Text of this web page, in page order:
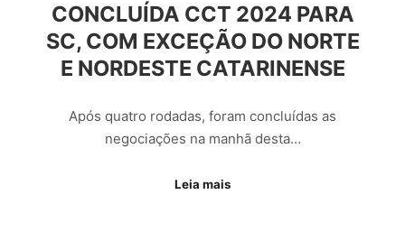
CONCLUÍDA CCT 2024 PARA
SC, COM EXCEÇÃO DO NORTE
E NORDESTE CATARINENSE
Após quatro rodadas, foram concluídas as
negociações na manhã desta…
Leia mais